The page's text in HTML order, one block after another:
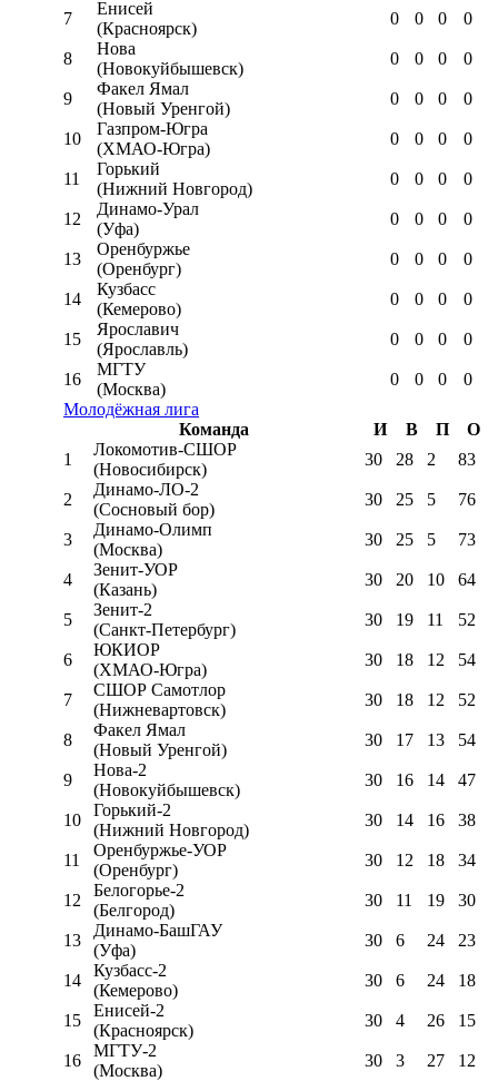
7
Енисей
(Красноярск)
0 0 0 0
8
Нова
(Новокуйбышевск)
0 0 0 0
9
Факел Ямал
(Новый Уренгой)
0 0 0 0
10
Газпром-Югра
(ХМАО-Югра)
0 0 0 0
11
Горький
(Нижний Новгород)
0 0 0 0
12
Динамо-Урал
(Уфа)
0 0 0 0
13
Оренбуржье
(Оренбург)
0 0 0 0
14
Кузбасс
(Кемерово)
0 0 0 0
15
Ярославич
(Ярославль)
0 0 0 0
16
МГТУ
(Москва)
0 0 0
0
Молодёжная лига
Команда
И В П
О
1
Локомотив-CШОР
(Новосибирск)
30 28 2 83
2
Динамо-ЛО-2
(Сосновый бор)
30 25 5 76
3
Динамо-Олимп
(Москва)
30 25 5 73
4
Зенит-УОР
(Казань)
30 20 10 64
5
Зенит-2
(Санкт-Петербург)
30 19 11 52
6
ЮКИОР
(ХМАО-Югра)
30 18 12 54
7
СШОР Самотлор
(Нижневартовск)
30 18 12 52
8
Факел Ямал
(Новый Уренгой)
30 17 13 54
9
Нова-2
(Новокуйбышевск)
30 16 14 47
10
Горький-2
(Нижний Новгород)
30 14 16 38
11
Оренбуржье-УОР
(Оренбург)
30 12 18 34
12
Белогорье-2
(Белгород)
30 11 19 30
13
Динамо-БашГАУ
(Уфа)
30 6 24 23
14
Кузбасс-2
(Кемерово)
30 6 24 18
15
Енисей-2
(Красноярск)
30 4 26 15
16
МГТУ-2
(Москва)
30 3 27 12